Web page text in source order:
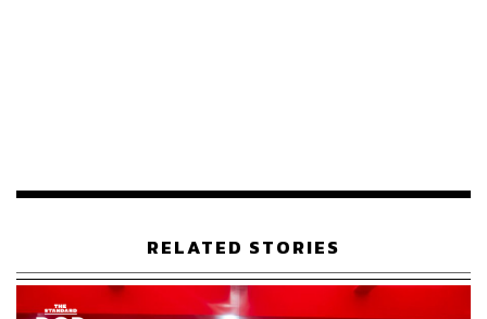
ขึ้นเมื่อไร เตรียมใจได้เลยว่าความฉิบหายกำลังจะเกิดขึ้น…
https://www.youtube.com/watch?
v=h1a7bwwAtao&feature=youtu.be
RELATED STORIES